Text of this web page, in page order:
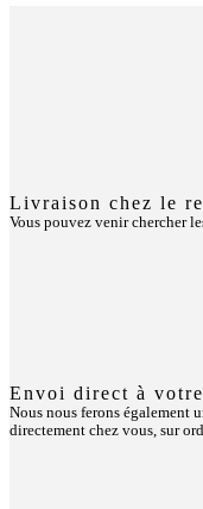
Livraison chez le
Vous pouvez venir chercher
Envoi direct à
Nous nous ferons également
directement chez vous, sur